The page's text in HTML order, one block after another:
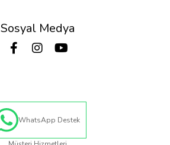
Sosyal Medya
WhatsApp Destek